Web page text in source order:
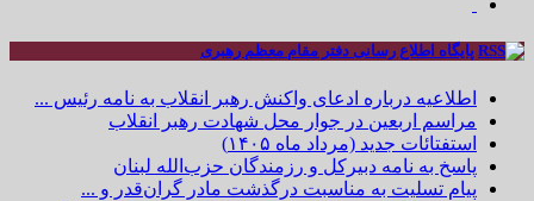
پایگاه اطلاع رسانی دفتر مقام معظم رهبری
اطلاعیه درباره ادعای واکنش رهبر انقلاب به نامه رئیس ...
مراسم اربعین در جوار محل شهادت رهبر انقلاب
استفتائات جدید (مرداد ماه ۱۴۰۵)
پاسخ به نامه دبیرکل و رزمندگان حزب‌الله لبنان
پیام تسلیت به مناسبت درگذشت مادر گران‌قدر و ...